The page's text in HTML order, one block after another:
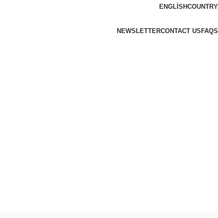
ENGLISHCOUNTRY
NEWSLETTERCONTACT US FAQS